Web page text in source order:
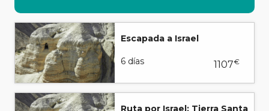
Escapada a Israel
6 días 1107€
Ruta por Israel: Tierra Santa